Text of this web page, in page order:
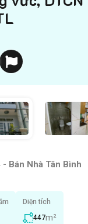
- Bán Nhà Tân Bình
Diện tích
447m²